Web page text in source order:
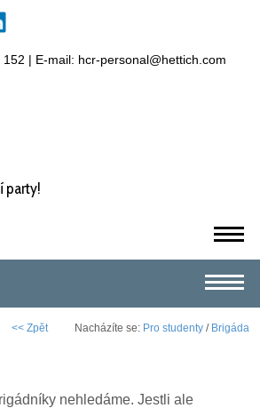
152 | E-mail: hcr-personal@hettich.com
party!
Nacházíte se: Pro studenty/ Brigáda
<< Zpět
nehledáme. Jestli ale